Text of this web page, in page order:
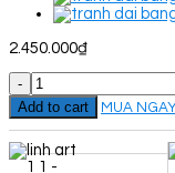
2.450.000₫
Tranh
Đại
Bàng
-
LDB0045
quantity
Add to cart MUA